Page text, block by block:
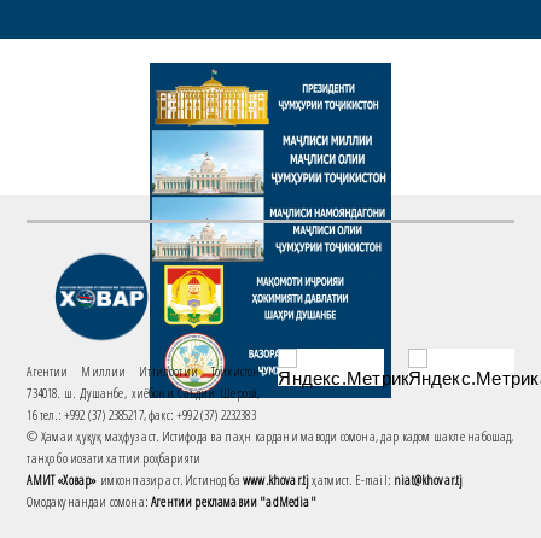
Агентии Миллии Иттилоотии Тоҷикистон
734018. ш. Душанбе, хиёбони Саъдии Шерозӣ,
16 тел.: +992 (37) 2385217, факс: +992 (37) 2232383
© Ҳамаи ҳуқуқ маҳфуз аст. Истифода ва паҳн кардани маводи сомона, дар кадом шакле набошад,
танҳо бо иҷозати хаттии роҳбарияти
АМИТ «Ховар» имконпазир аст. Истинод баwww.khovar.tjҳатмист. E-mail: niat@khovar.tj
Омодакунандаи сомона:Агентии рекламавии "adMedia"